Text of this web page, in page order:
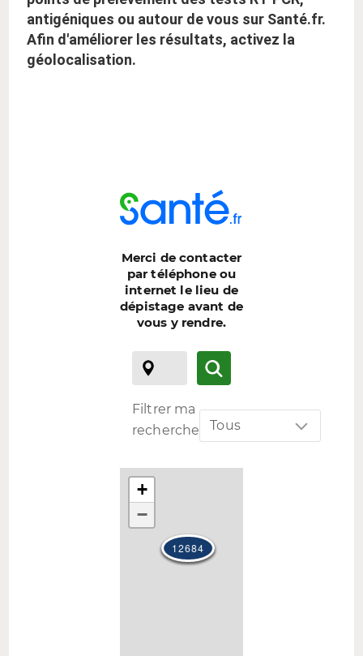
antigéniques ou autour de vous sur Santé.fr.
Afin d'améliorer les résultats, activez la
géolocalisation.